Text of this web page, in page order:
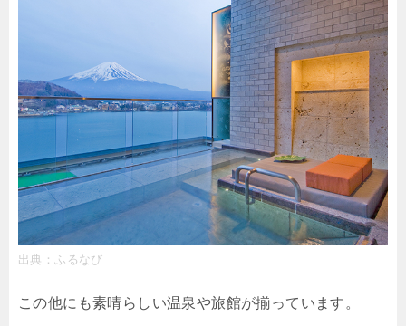
出典：ふるなび
この他にも素晴らしい温泉や旅館が揃っています。